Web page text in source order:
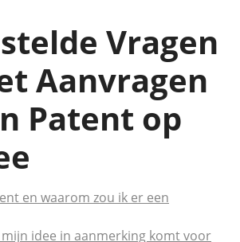
Vragen
Aanvragen
Patent op
en waarom zou ik er een
idee in aanmerking komt voor